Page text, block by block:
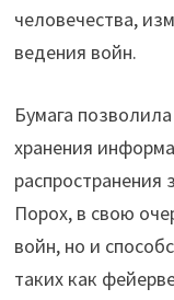
человечества,
ведения войн.
Бумага
хранения
распространения
Порох, в свою
войн, но и
таких как